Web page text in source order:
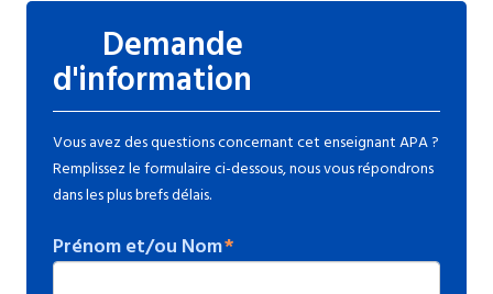
Demande
d'information
Vous avez des questions concernant cet enseignant APA ?
Remplissez le formulaire ci-dessous, nous vous répondrons
dans les plus brefs délais.
Prénom et/ou Nom